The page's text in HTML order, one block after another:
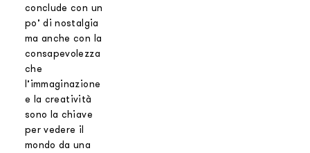
conclude con un
po’ di nostalgia
ma anche con la
consapevolezza
che
l’immaginazione
e la creatività
sono la chiave
per vedere il
mondo da una